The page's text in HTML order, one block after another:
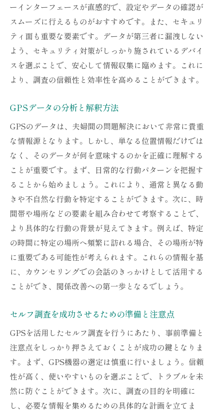
絆を深めるためのデータ活用法
GPSを利用した対話の促進
調査結果を元にした信頼再構築の方法
GPS調査を継続的に活用するための工夫
GPSとカウンセリングの組み合わせで関係修復
GPS調査とカウンセリングの相乗効果
効果的なカウンセリングの進め方
GPSデータを使った問題解決の実践例
関係修復に向けたストラテジー
カウンセリングによる心理的サポートの重
要性
夫婦間問題の解決に向けた具体的なアプロ
ーチ
信頼を取り戻すためのGPS活用のコツと実践例
成功事例に学ぶGPS活用のポイント
GPSデータを活かした信頼回復法
実践的なGPS活用テクニック
GPSを利用した柔軟な問題解決法
再発防止のための長期的な戦略
GPSセルフ調査が夫婦関係に与える効果とその
実例
GPS調査による夫婦関係への影響
実例に見るGPS調査の成功と失敗
ーインターフェースが直感的で、設定やデータの確認が
スムーズに行えるものがおすすめです。また、セキュリ
ティ面も重要な要素です。データが第三者に漏洩しない
よう、セキュリティ対策がしっかり施されているデバイ
スを選ぶことで、安心して情報収集に臨めます。これに
より、調査の信頼性と効率性を高めることができます。
GPSデータの分析と解釈方法
GPSのデータは、夫婦間の問題解決において非常に貴重
な情報源となります。しかし、単なる位置情報だけでは
なく、そのデータが何を意味するのかを正確に理解する
ことが重要です。まず、日常的な行動パターンを把握す
ることから始めましょう。これにより、通常と異なる動
きや不自然な行動を特定することができます。次に、時
間帯や場所などの要素を組み合わせて考察することで、
より具体的な行動の背景が見えてきます。例えば、特定
の時間に特定の場所へ頻繁に訪れる場合、その場所が特
に重要である可能性が考えられます。これらの情報を基
に、カウンセリングでの会話のきっかけとして活用する
ことができ、関係改善への第一歩となるでしょう。
セルフ調査を成功させるための準備と注意点
GPSを活用したセルフ調査を行うにあたり、事前準備と
注意点をしっかり押さえておくことが成功の鍵となりま
す。まず、GPS機器の選定は慎重に行いましょう。信頼
性が高く、使いやすいものを選ぶことで、トラブルを未
然に防ぐことができます。次に、調査の目的を明確に
し、必要な情報を集めるための具体的な計画を立てま